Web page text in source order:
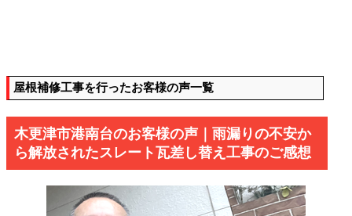
屋根補修工事を行ったお客様の声一覧
木更津市港南台のお客様の声｜雨漏りの不安か
ら解放されたスレート瓦差し替え工事のご感想